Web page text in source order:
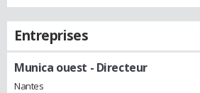
Entreprises
Munica ouest - Directeur
Nantes